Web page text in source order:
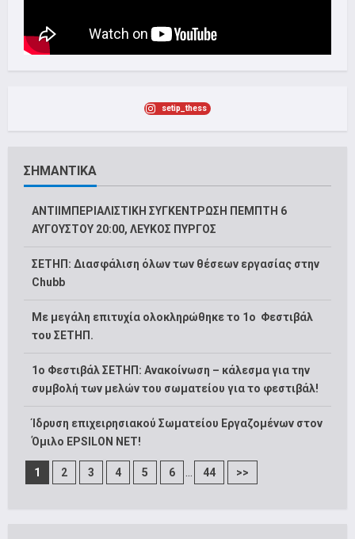
setip_thess
ΣΗΜΑΝΤΙΚΑ
ΑΝΤΙΙΜΠΕΡΙΑΛΙΣΤΙΚΗ ΣΥΓΚΕΝΤΡΩΣΗ ΠΕΜΠΤΗ 6
ΑΥΓΟΥΣΤΟΥ 20:00, ΛΕΥΚΟΣ ΠΥΡΓΟΣ
ΣΕΤΗΠ: Διασφάλιση όλων των θέσεων εργασίας στην
Chubb
Με μεγάλη επιτυχία ολοκληρώθηκε το 1ο Φεστιβάλ
του ΣΕΤΗΠ.
1o Φεστιβάλ ΣΕΤΗΠ: Ανακοίνωση – κάλεσμα για την
συμβολή των μελών του σωματείου για το φεστιβάλ!
Ίδρυση επιχειρησιακού Σωματείου Εργαζομένων στον
Όμιλο EPSILON NET!
1 2 3 4 5 6 ... 44 >>